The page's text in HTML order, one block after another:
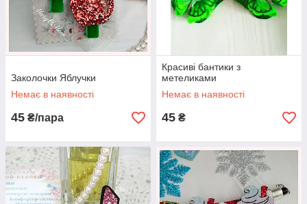
Заколочки Яблучки
Немає в наявності
45 ₴/пара
Красиві бантики з
метеликами
Немає в наявності
45 ₴